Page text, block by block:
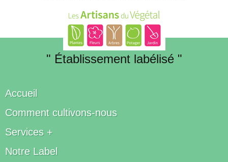
" Établissement labélisé "
Accueil
Comment cultivons-nous
Services +
Notre Label